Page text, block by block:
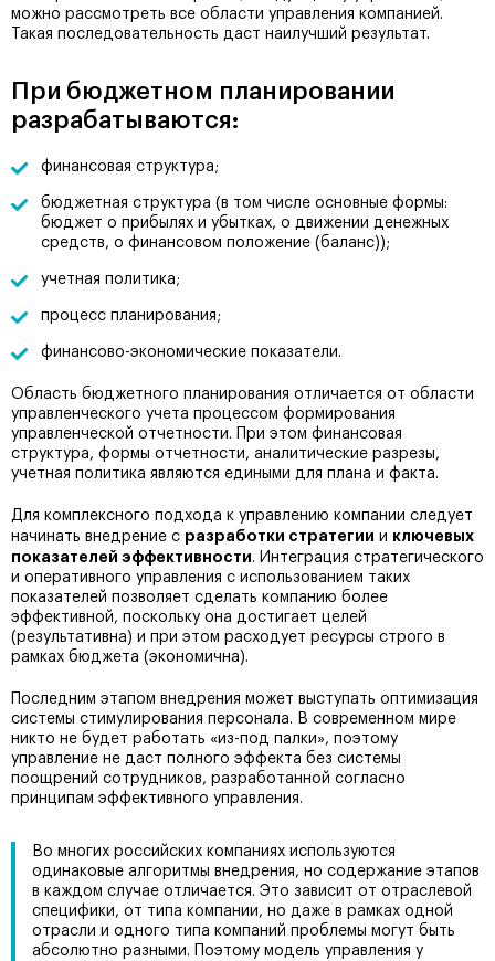
можно рассмотреть все области управления компанией.
Такая последовательность даст наилучший результат.
При бюджетном планировании
разрабатываются:
финансовая структура;
бюджетная структура (в том числе основные формы:
бюджет о прибылях и убытках, о движении денежных
средств, о финансовом положение (баланс));
учетная политика;
процесс планирования;
финансово-экономические показатели.
Область бюджетного планирования отличается от области
управленческого учета процессом формирования
управленческой отчетности. При этом финансовая
структура, формы отчетности, аналитические разрезы,
учетная политика являются едиными для плана и факта.
Для комплексного подхода к управлению компании следует
начинать внедрение с разработки стратегии и ключевых
показателей эффективности. Интеграция стратегического
и оперативного управления с использованием таких
показателей позволяет сделать компанию более
эффективной, поскольку она достигает целей
(результативна) и при этом расходует ресурсы строго в
рамках бюджета (экономична).
Последним этапом внедрения может выступать оптимизация
системы стимулирования персонала. В современном мире
никто не будет работать «из-под палки», поэтому
управление не даст полного эффекта без системы
поощрений сотрудников, разработанной согласно
принципам эффективного управления.
Во многих российских компаниях используются
одинаковые алгоритмы внедрения, но содержание этапов
в каждом случае отличается. Это зависит от отраслевой
специфики, от типа компании, но даже в рамках одной
отрасли и одного типа компаний проблемы могут быть
абсолютно разными. Поэтому модель управления у